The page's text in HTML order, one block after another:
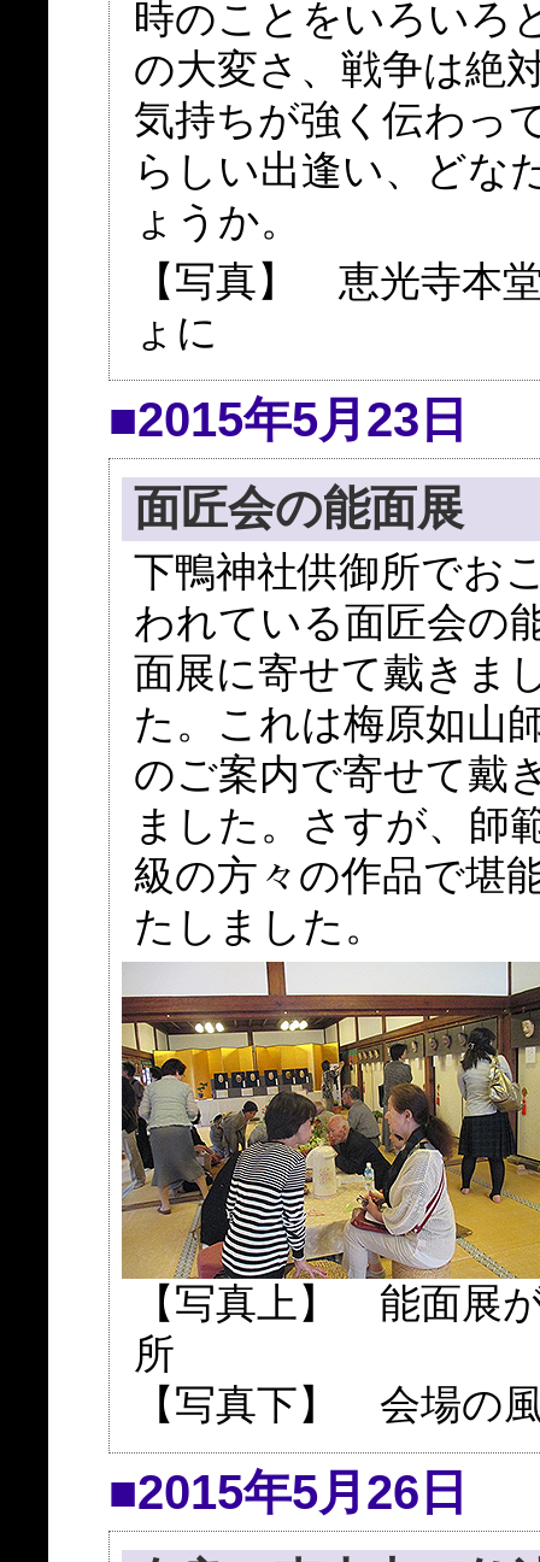
時のことをいろいろ
の大変さ、戦争は絶
気持ちが強く伝わっ
らしい出逢い、どな
ょうか。
【写真】 恵光寺本
ょに
■2015年5月23日
面匠会の能面展
下鴨神社供御所でお
われている面匠会の
面展に寄せて戴きま
た。これは梅原如山
のご案内で寄せて戴
ました。さすが、師
級の方々の作品で堪
たしました。
【写真上】 能面展
所
【写真下】 会場の
■2015年5月26日